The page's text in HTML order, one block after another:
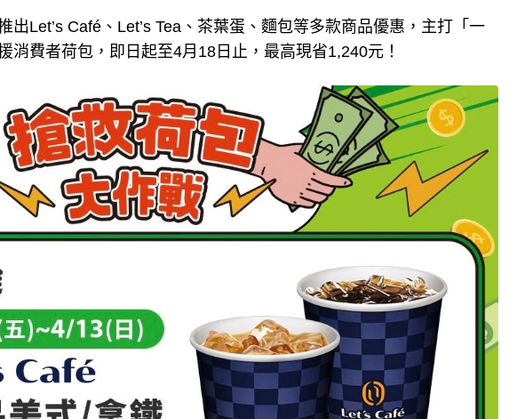
出Let’s Café、Let’s Tea、茶葉蛋、麵包等多款商品優惠，主打「一
消費者荷包，即日起至4月18日止，最高現省1,240元！